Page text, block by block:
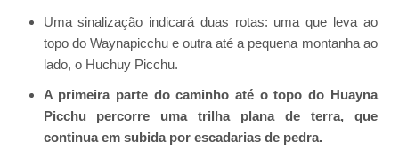
Uma sinalização indicará duas rotas: uma que leva ao
topo do Waynapicchu e outra até a pequena montanha ao
lado, o Huchuy Picchu.
A primeira parte do caminho até o topo do Huayna
Picchu percorre uma trilha plana de terra, que
continua em subida por escadarias de pedra.